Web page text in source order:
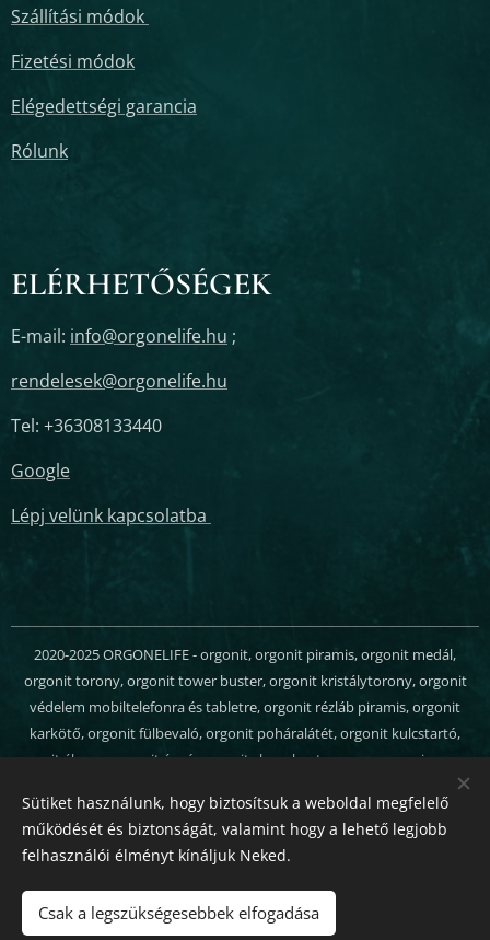
Szállítási módok
Fizetési módok
Elégedettségi garancia
Rólunk
ELÉRHETŐSÉGEK
E-mail: info@orgonelife.hu ;
rendelesek@orgonelife.hu
Tel: +36308133440
Google
Lépj velünk kapcsolatba
2020-2025 ORGONELIFE - orgonit, orgonit piramis, orgonit medál,
orgonit torony, orgonit tower buster, orgonit kristálytorony, orgonit
védelem mobiltelefonra és tabletre, orgonit rézláb piramis, orgonit
karkötő, orgonit fülbevaló, orgonit poháralátét, orgonit kulcstartó,
orgonit ékszer, orgonit ágyú, orgonit chem buster, orgon energia, orgon
Sütik
Nyelvek
Magyar
English
Sütiket használunk, hogy biztosítsuk a weboldal megfelelő
működését és biztonságát, valamint hogy a lehető legjobb
felhasználói élményt kínáljuk Neked.
Csak a legszükségesebbek elfogadása